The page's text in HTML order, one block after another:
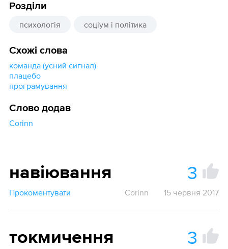
Розділи
психологія соціум і політика
Схожі слова
команда (усний сигнал)
плацебо
програмування
Слово додав
Corinn
навіювання 3
Прокоментувати Corinn 15 червня 2017
токмичення 3